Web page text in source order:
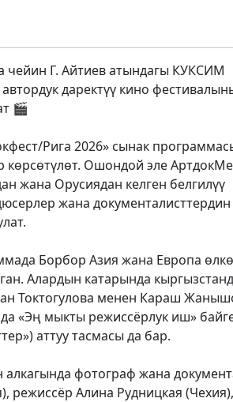
чейин Г. Айтиев атындагы КУКСИМ
даректүү кино
🎬
Рига 2026» сынак
көрсөтүлөт. Ошондой эле
жана Орусиядан келген белгилүү
жана
Борбор Азия жана Европа
Алардын катарында
Токтогулова менен Караш
«Эң мыкты режиссёрлук иш»
аттуу тасмасы да бар.
фотограф жана
режиссёр Алина Рудницкая